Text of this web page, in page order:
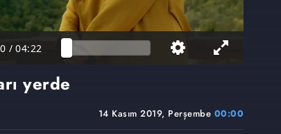
/ 04:22
14 Kasım 2019, Perşembe 00:00
yerde